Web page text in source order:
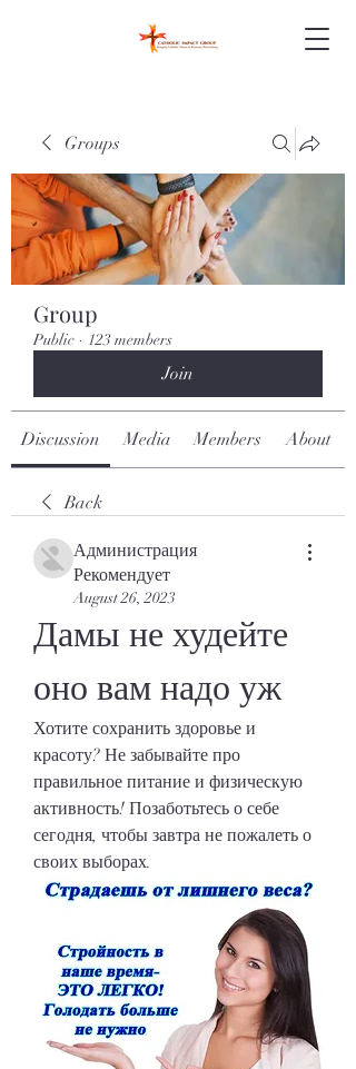
Groups
Group
Public · 123 members
Join
Discussion Media Members About
Back
Администрация
Рекомендует
August 26, 2023
Дамы не худейте
оно вам надо уж
Хотите сохранить здоровье и
красоту? Не забывайте про
правильное питание и физическую
активность! Позаботьтесь о себе
сегодня, чтобы завтра не пожалеть о
своих выборах.